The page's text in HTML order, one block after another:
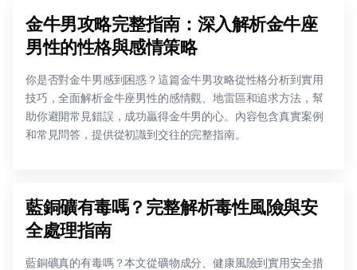
金牛男攻略完整指南：深入解析金牛座
男性的性格與感情策略
你是否對金牛男感到困惑？這篇金牛男攻略從性格分析到實用
技巧，全面解析金牛座男性的感情觀、地雷區和追求方法，幫
助你避開常見錯誤，成功贏得金牛男的心。內容包含真實案例
和常見問答，提供從初識到交往的完整指南。
藍銅礦有毒嗎？完整解析毒性風險與安
全處理指南
藍銅礦真的有毒嗎？本文從礦物成分、健康風險到實用安全措